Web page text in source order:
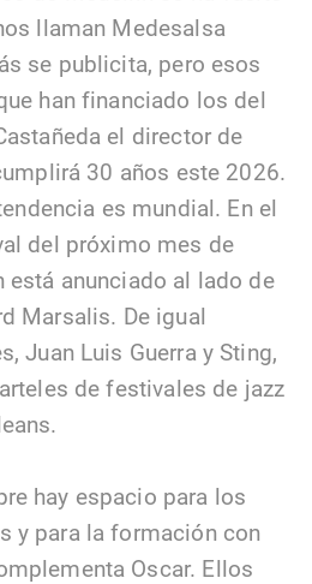
llaman Medesalsa
se publicita, pero esos
han financiado los del
el director de
30 años este 2026.
es mundial. En el
del próximo mes de
está anunciado al lado de
Marsalis. De igual
Juan Luis Guerra y Sting,
de festivales de jazz
hay espacio para los
y para la formación con
Oscar. Ellos